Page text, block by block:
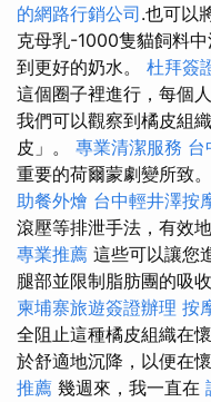
的網路行銷公司.也可以
克母乳-1000隻貓飼料
到更好的奶水。 杜拜簽
這個圈子裡進行，每個
我們可以觀察到橘皮組
皮」。 專業清潔服務 台
重要的荷爾蒙劇變所致。
助餐外燴 台中輕井澤按
滾壓等排泄手法，有效
專業推薦 這些可以讓您
腿部並限制脂肪團的吸收
柬埔寨旅遊簽證辦理 按
全阻止這種橘皮組織在
於舒適地沉降，以便在
推薦 幾週來，我一直在